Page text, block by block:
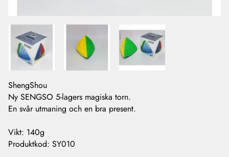
ShengShou
Ny SENGSO 5-lagers magiska torn.
En svår utmaning och en bra present.
Vikt: 140g
Produktkod: SY010